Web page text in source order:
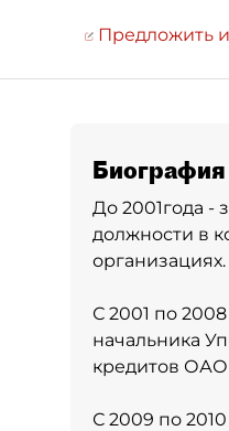
Предложить
Биография
До 2001года -
должности в
организациях.
С 2001 по
начальника
кредитов ОАО
С 2009 по